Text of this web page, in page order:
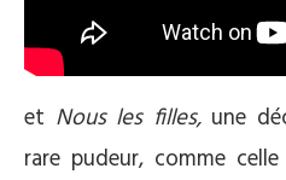
et Nous les filles,une
rare pudeur, comme